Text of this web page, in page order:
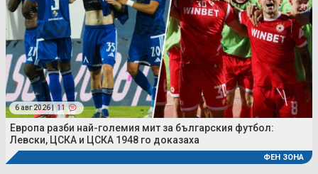
6 авг 2026 | 11
Европа разби най-големия мит за българския футбол:
Левски, ЦСКА и ЦСКА 1948 го доказаха
ФЕН ЗОНА